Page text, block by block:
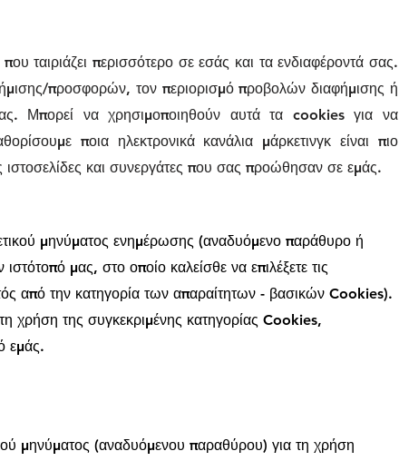
ταιριάζει περισσότερο σε εσάς και τα ενδιαφέροντά σας.
προσφορών, τον περιορισμό προβολών διαφήμισης ή
Μπορεί να χρησιμοποιηθούν αυτά τα cookies για να
ποια ηλεκτρονικά κανάλια μάρκετινγκ είναι πιο
ιστοσελίδες και συνεργάτες που σας προώθησαν σε εμάς.
μηνύματος ενημέρωσης (αναδυόμενο παράθυρο ή
μας, στο οποίο καλείσθε να επιλέξετε τις
από την κατηγορία των απαραίτητων - βασικών Cookies).
χρήση της συγκεκριμένης κατηγορίας Cookies,
εμάς.
μηνύματος (αναδυόμενου παραθύρου) για τη χρήση